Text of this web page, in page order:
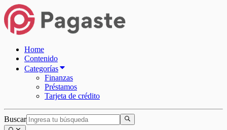
Home
Contenido
Categorías
Finanzas
Préstamos
Tarjeta de crédito
Buscar